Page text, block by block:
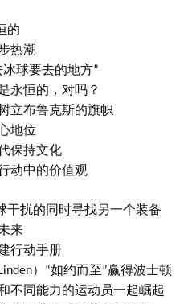
的
热潮
球要去的地方”
永恒的，对吗？
立布鲁克斯的旗帜
地位
保持文化
动中的价值观
干扰的同时寻找另一个装备
来
行动手册
）“如约而至”赢得波士顿
不同能力的运动员一起崛起